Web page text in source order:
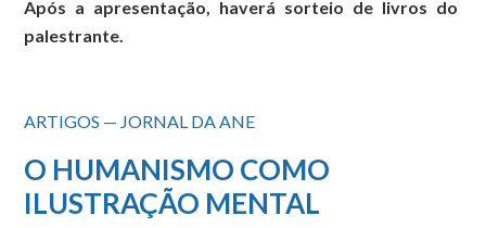
Após a apresentação, haverá sorteio de livros do
palestrante.
ARTIGOS — JORNAL DA ANE
O HUMANISMO COMO
ILUSTRAÇÃO MENTAL